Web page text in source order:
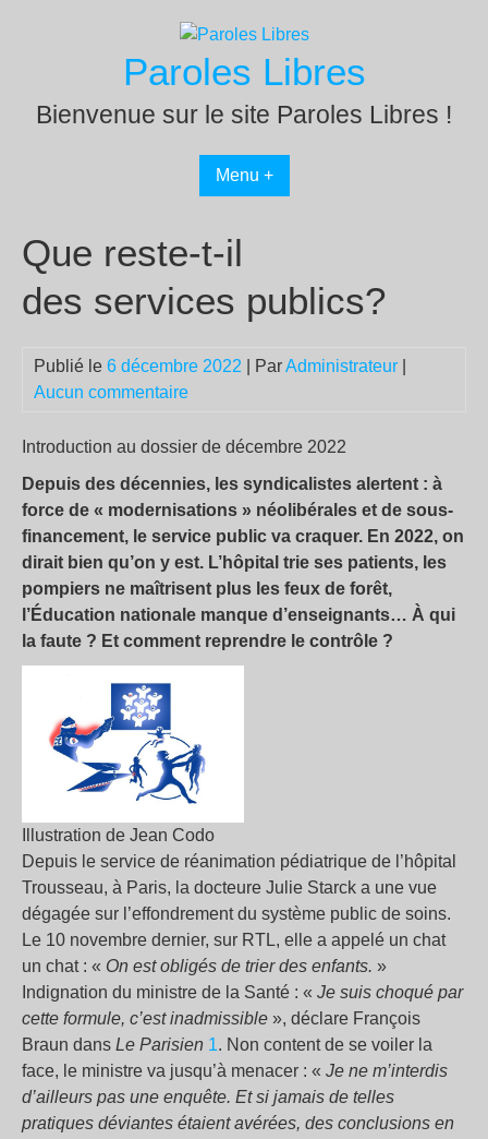
Paroles Libres
Bienvenue sur le site Paroles Libres !
Menu +
Que reste-t-il
des services publics?
Publié le 6 décembre 2022 | ParAdministrateur
Aucun commentaire
Introduction au dossier de décembre 2022
Depuis des décennies, les syndicalistes alertent : à
force de « modernisations » néolibérales et de sous-
financement, le service public va craquer. En 2022, on
dirait bien qu’on y est. L’hôpital trie ses patients, les
pompiers ne maîtrisent plus les feux de forêt,
l’Éducation nationale manque d’enseignants… À qui
la faute ? Et comment reprendre le contrôle ?
Illustration de Jean Codo
Depuis le service de réanimation pédiatrique de l’hôpital
Trousseau, à Paris, la docteure Julie Starck a une vue
dégagée sur l’effondrement du système public de soins.
Le 10 novembre dernier, sur RTL, elle a appelé un chat
un chat : « On est obligés de trier des enfants. »
Indignation du ministre de la Santé : « Je suis choqué par
cette formule, c’est inadmissible », déclare François
Braun dans Le Parisien 1. Non content de se voiler la
face, le ministre va jusqu’à menacer : « Je ne m’interdis
d’ailleurs pas une enquête. Et si jamais de telles
pratiques déviantes étaient avérées, des conclusions en